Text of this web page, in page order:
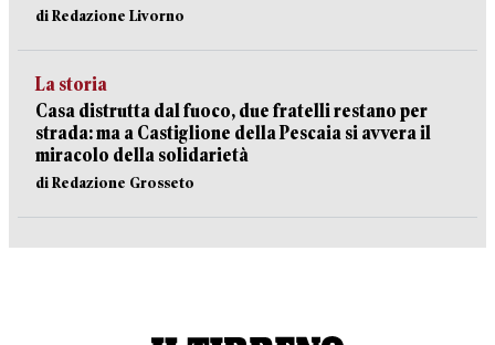
di Redazione Livorno
La storia
Casa distrutta dal fuoco, due fratelli restano per
strada: ma a Castiglione della Pescaia si avvera il
miracolo della solidarietà
di Redazione Grosseto